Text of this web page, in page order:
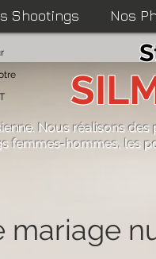
Shootings Nos
Nous réalisons des
femmes-hommes, les